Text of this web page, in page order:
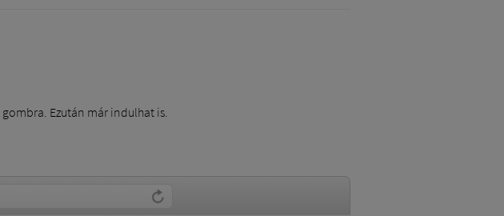
gombra. Ezután már indulhat is.